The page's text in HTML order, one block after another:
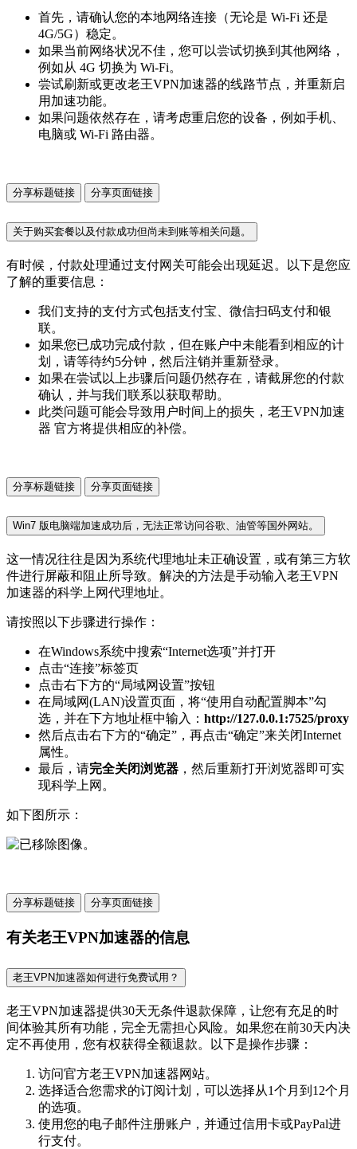
首先，请确认您的本地网络连接（无论是 Wi-Fi 还是
4G/5G）稳定。
如果当前网络状况不佳，您可以尝试切换到其他网络，
例如从 4G 切换为 Wi-Fi。
尝试刷新或更改老王VPN加速器的线路节点，并重新启
用加速功能。
如果问题依然存在，请考虑重启您的设备，例如手机、
电脑或 Wi-Fi 路由器。
分享标题链接 分享页面链接
关于购买套餐以及付款成功但尚未到账等相关问题。
有时候，付款处理通过支付网关可能会出现延迟。以下是您应
了解的重要信息：
我们支持的支付方式包括支付宝、微信扫码支付和银
联。
如果您已成功完成付款，但在账户中未能看到相应的计
划，请等待约5分钟，然后注销并重新登录。
如果在尝试以上步骤后问题仍然存在，请截屏您的付款
确认，并与我们联系以获取帮助。
此类问题可能会导致用户时间上的损失，老王VPN加速
器 官方将提供相应的补偿。
分享标题链接 分享页面链接
Win7 版电脑端加速成功后，无法正常访问谷歌、油管等国外网站。
这一情况往往是因为系统代理地址未正确设置，或有第三方软
件进行屏蔽和阻止所导致。解决的方法是手动输入老王VPN
加速器的科学上网代理地址。
请按照以下步骤进行操作：
在Windows系统中搜索“Internet选项”并打开
点击“连接”标签页
点击右下方的“局域网设置”按钮
在局域网(LAN)设置页面，将“使用自动配置脚本”勾
选，并在下方地址框中输入： http://127.0.0.1:7525/proxy
然后点击右下方的“确定”，再点击“确定”来关闭Internet
属性。
最后，请完全关闭浏览器 ，然后重新打开浏览器即可实
现科学上网。
如下图所示：
分享标题链接 分享页面链接
有关老王VPN加速器的信息
老王VPN加速器如何进行免费试用？
老王VPN加速器提供30天无条件退款保障，让您有充足的时
间体验其所有功能，完全无需担心风险。如果您在前30天内决
定不再使用，您有权获得全额退款。以下是操作步骤：
访问官方老王VPN加速器网站。
选择适合您需求的订阅计划，可以选择从1个月到12个月
的选项。
使用您的电子邮件注册账户，并通过信用卡或PayPal进
行支付。